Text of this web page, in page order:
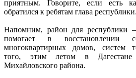
приятным. Говорите, если есть
обратился к ребятам глава республики.
Напомним, район для республики
помогает в восстановлении
многоквартирных домов, систем
того, этим летом в
Михайловского района.